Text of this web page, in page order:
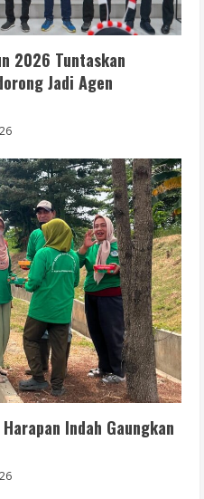
2026 Tuntaskan
Jadi Agen
Indah Gaungkan